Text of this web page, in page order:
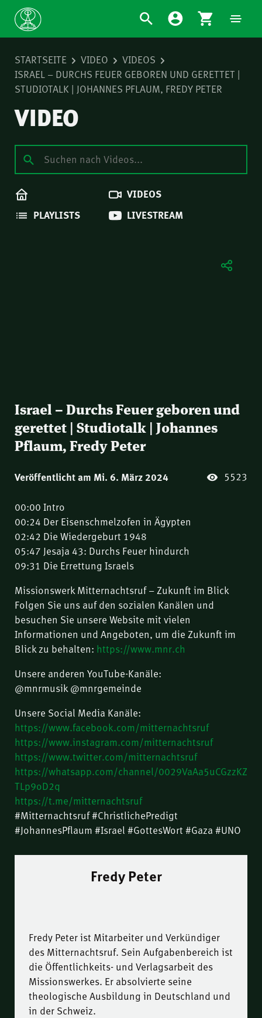
STARTSEITE VIDEO
VIDEOS
ISRAEL – DURCHS FEUER GEBOREN UND GERETTET |
STUDIOTALK | JOHANNES PFLAUM, FREDY PETER
VIDEO
VIDEOS
PLAYLISTS
LIVESTREAM
Israel – Durchs Feuer geboren und
gerettet | Studiotalk | Johannes
Pflaum, Fredy Peter
Veröffentlicht am Mi. 6. März 2024 5523
00:00 Intro
00:24 Der Eisenschmelzofen in Ägypten
02:42 Die Wiedergeburt 1948
05:47 Jesaja 43: Durchs Feuer hindurch
09:31 Die Errettung Israels
Missionswerk Mitternachtsruf – Zukunft im Blick
Folgen Sie uns auf den sozialen Kanälen und
besuchen Sie unsere Website mit vielen
Informationen und Angeboten, um die Zukunft im
Blick zu behalten: https://www.mnr.ch
Unsere anderen YouTube-Kanäle:
@mnrmusik @mnrgemeinde
Unsere Social Media Kanäle:
https://www.facebook.com/mitternachtsruf
https://www.instagram.com/mitternachtsruf
https://www.twitter.com/mitternachtsruf
https://whatsapp.com/channel/0029VaAa5uCGzzKZ
TLp9oD2q
https://t.me/mitternachtsruf
#Mitternachtsruf #ChristlichePredigt
#JohannesPflaum #Israel #GottesWort #Gaza #UNO
Fredy Peter
Fredy Peter ist Mitarbeiter und Verkündiger
des Mitternachtsruf. Sein Aufgabenbereich ist
die Öffentlichkeits- und Verlagsarbeit des
Missionswerkes. Er absolvierte seine
theologische Ausbildung in Deutschland und
in der Schweiz.